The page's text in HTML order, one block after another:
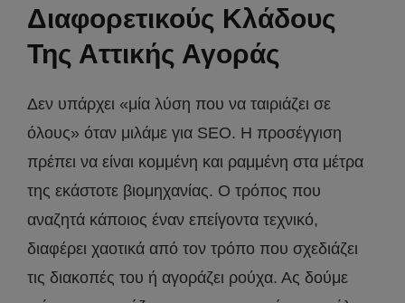
Διαφορετικούς Κλάδους
Της Αττικής Αγοράς
Δεν υπάρχει «μία λύση που να ταιριάζει σε
όλους» όταν μιλάμε για SEO. Η προσέγγιση
πρέπει να είναι κομμένη και ραμμένη στα μέτρα
της εκάστοτε βιομηχανίας. Ο τρόπος που
αναζητά κάποιος έναν επείγοντα τεχνικό,
διαφέρει χαοτικά από τον τρόπο που σχεδιάζει
τις διακοπές του ή αγοράζει ρούχα. Ας δούμε